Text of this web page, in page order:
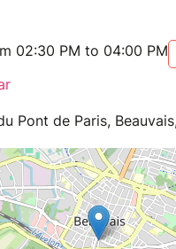
02:30 PM to 04:00 PM
Pont de Paris,